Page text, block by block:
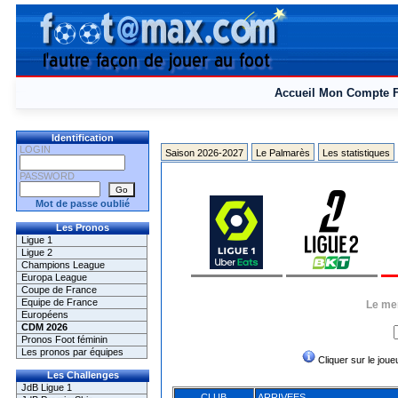
Accueil Mon Compte
Identification
LOGIN
PASSWORD
Mot de passe oublié
Les Pronos
Ligue 1
Ligue 2
Champions League
Europa League
Coupe de France
Equipe de France
Européens
CDM 2026
Pronos Foot féminin
Les pronos par équipes
Les Challenges
JdB Ligue 1
Saison 2026-2027 Le Palmarès Les statistiques
Le
Cliquer sur le